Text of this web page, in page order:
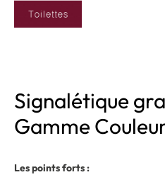
Signalétique
Gamme
Les points forts :